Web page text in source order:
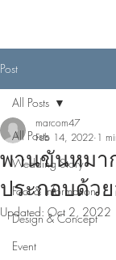
Post
All Posts
Wedding Story
Fact & Information
Design & Concept
Event
All Posts
พานขันหมา
ประกอบด้ว
marcom47
Feb 14, 2022 1
Updated: Oct 2, 2022